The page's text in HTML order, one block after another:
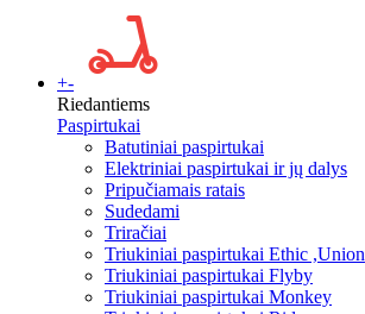
+-
Riedantiems
Paspirtukai
Batutiniai paspirtukai
Elektriniai paspirtukai ir jų dalys
Pripučiamais ratais
Sudedami
Triračiai
Triukiniai paspirtukai Ethic ,Union
Triukiniai paspirtukai Flyby
Triukiniai paspirtukai Monkey